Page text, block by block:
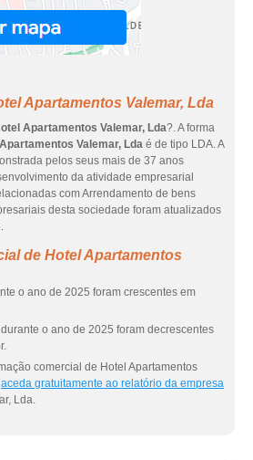
Apartamentos Valemar, Lda
Apartamentos Valemar, Lda?. A forma
Valemar, Lda é de tipo LDA. A
pelos seus mais de 37 anos
da atividade empresarial
com Arrendamento de bens
desta sociedade foram atualizados
de Hotel Apartamentos
o ano de 2025 foram crescentes em
o ano de 2025 foram decrescentes
comercial de Hotel Apartamentos
aceda gratuitamente ao relatório da empresa
Lda.